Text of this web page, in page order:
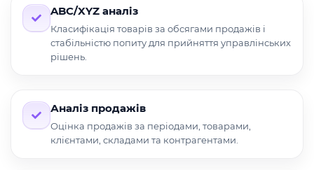
ABC/XYZ аналіз
Класифікація товарів за обсягами продажів і
стабільністю попиту для прийняття управлінських
рішень.
Аналіз продажів
Оцінка продажів за періодами, товарами,
клієнтами, складами та контрагентами.